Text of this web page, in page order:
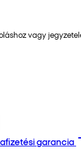
vagy
garancia